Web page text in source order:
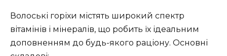
Волоські горіхи містять широкий спектр
вітамінів і мінералів, що робить їх ідеальним
доповненням до будь-якого раціону. Основні